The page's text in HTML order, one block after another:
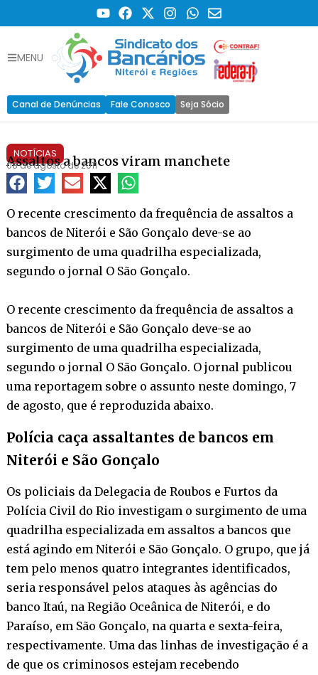
MENU
Canal de Denúncias Fale Conosco Seja Sócio
NOTÍCIAS
Assaltos a bancos viram manchete
08 de agosto de 2011
O recente crescimento da frequência de assaltos a
bancos de Niterói e São Gonçalo deve-se ao
surgimento de uma quadrilha especializada,
segundo o jornal O São Gonçalo.
O recente crescimento da frequência de assaltos a
bancos de Niterói e São Gonçalo deve-se ao
surgimento de uma quadrilha especializada,
segundo o jornal O São Gonçalo. O jornal publicou
uma reportagem sobre o assunto neste domingo, 7
de agosto, que é reproduzida abaixo.
Polícia caça assaltantes de bancos em
Niterói e São Gonçalo
Os policiais da Delegacia de Roubos e Furtos da
Polícia Civil do Rio investigam o surgimento de uma
quadrilha especializada em assaltos a bancos que
está agindo em Niterói e São Gonçalo. O grupo, que já
tem pelo menos quatro integrantes identificados,
seria responsável pelos ataques às agências do
banco Itaú, na Região Oceânica de Niterói, e do
Paraíso, em São Gonçalo, na quarta e sexta-feira,
respectivamente. Uma das linhas de investigação é a
de que os criminosos estejam recebendo